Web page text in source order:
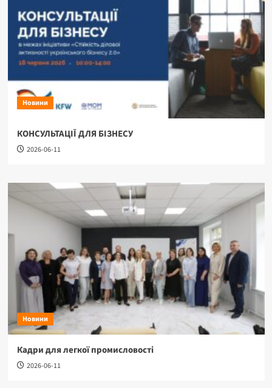
Новини
КОНСУЛЬТАЦІЇ ДЛЯ БІЗНЕСУ
2026-06-11
Новини
Кадри для легкої промисловості
2026-06-11